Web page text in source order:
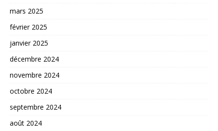
mars 2025
février 2025
janvier 2025
décembre 2024
novembre 2024
octobre 2024
septembre 2024
août 2024